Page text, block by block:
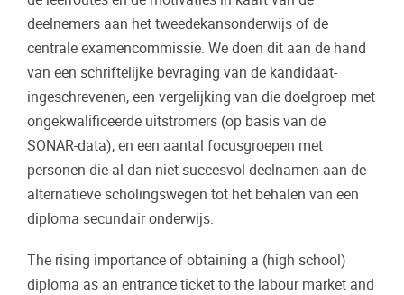
deelnemers aan het tweedekansonderwijs of de
centrale examencommissie. We doen dit aan de hand
van een schriftelijke bevraging van de kandidaat-
ingeschrevenen, een vergelijking van die doelgroep met
ongekwalificeerde uitstromers (op basis van de
SONAR-data), en een aantal focusgroepen met
personen die al dan niet succesvol deelnamen aan de
alternatieve scholingswegen tot het behalen van een
diploma secundair onderwijs.
The rising importance of obtaining a (high school)
diploma as an entrance ticket to the labour market and